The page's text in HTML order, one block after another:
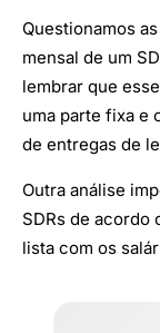
Questionamos
mensal de um
lembrar que
uma parte fixa e
de entregas de
Outra análise
SDRs de acordo
lista com os